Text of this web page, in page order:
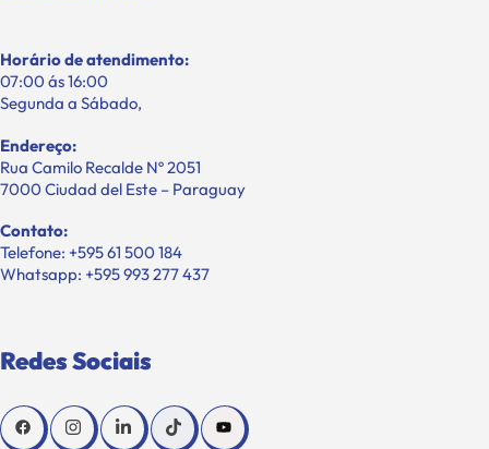
Horário de atendimento:
07:00 ás 16:00
Segunda a Sábado,
Endereço:
Rua Camilo Recalde Nº 2051
7000 Ciudad del Este – Paraguay
Contato:
Telefone: +595 61 500 184
Whatsapp: +595 993 277 437
Redes Sociais